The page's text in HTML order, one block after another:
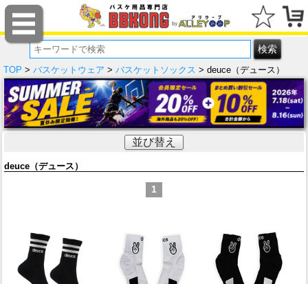
TOP > バスケットウェア > バスケットソックス > deuce（デュース）
並び替え
deuce（デュース）
1